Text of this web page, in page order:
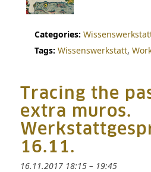
Categories:
Tags: Wissenswerkstatt,
Tracing the
extra muros.
16.11.
16.11.2017 18:15– 19:45